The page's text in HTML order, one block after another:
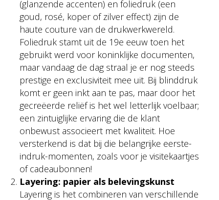
(glanzende accenten) en foliedruk (een
goud, rosé, koper of zilver effect) zijn de
haute couture van de drukwerkwereld.
Foliedruk stamt uit de 19e eeuw toen het
gebruikt werd voor koninklijke documenten,
maar vandaag de dag straal je er nog steeds
prestige en exclusiviteit mee uit. Bij blinddruk
komt er geen inkt aan te pas, maar door het
gecreëerde reliëf is het wel letterlijk voelbaar;
een zintuiglijke ervaring die de klant
onbewust associeert met kwaliteit. Hoe
versterkend is dat bij die belangrijke eerste-
indruk-momenten, zoals voor je visitekaartjes
of cadeaubonnen!
Layering: papier als belevingskunst
Layering is het combineren van verschillende